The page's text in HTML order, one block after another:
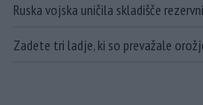
Ruska vojska uničila skladišče
Zadete tri ladje, ki so prevažale